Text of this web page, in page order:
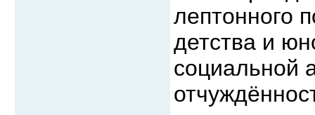
лептонного
детства и
социальной